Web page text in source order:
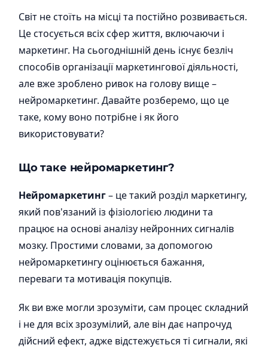
Світ не стоїть на місці та постійно розвивається.
Це стосується всіх сфер життя, включаючи і
маркетинг. На сьогоднішній день існує безліч
способів організації маркетингової діяльності,
але вже зроблено ривок на голову вище –
нейромаркетинг. Давайте розберемо, що це
таке, кому воно потрібне і як його
використовувати?
Що таке нейромаркетинг?
Нейромаркетинг– це такий розділ маркетингу,
який пов'язаний із фізіологією людини та
працює на основі аналізу нейронних сигналів
мозку. Простими словами, за допомогою
нейромаркетингу оцінюється бажання,
переваги та мотивація покупців.
Як ви вже могли зрозуміти, сам процес складний
і не для всіх зрозумілий, але він дає напрочуд
дійсний ефект, адже відстежується ті сигнали, які